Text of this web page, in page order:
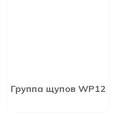
Группа щупов WP12